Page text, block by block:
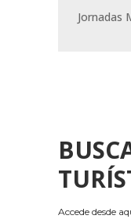
Jornadas
Accede desde